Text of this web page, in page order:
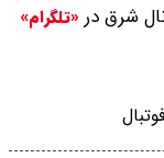
شرق در «تلگرام»